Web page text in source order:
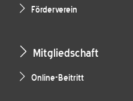
Förderverein
Mitgliedschaft
Online-Beitritt